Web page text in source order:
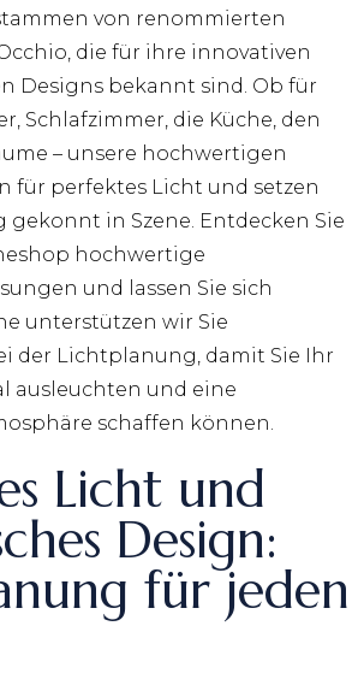
von renommierten
die für ihre innovativen
Designs bekannt sind. Ob für
Schlafzimmer, die Küche, den
– unsere hochwertigen
für perfektes Licht und setzen
in Szene. Entdecken Sie
hochwertige
und lassen Sie sich
unterstützen wir Sie
der Lichtplanung, damit Sie Ihr
ausleuchten und eine
schaffen können.
Licht und
Design:
für jeden